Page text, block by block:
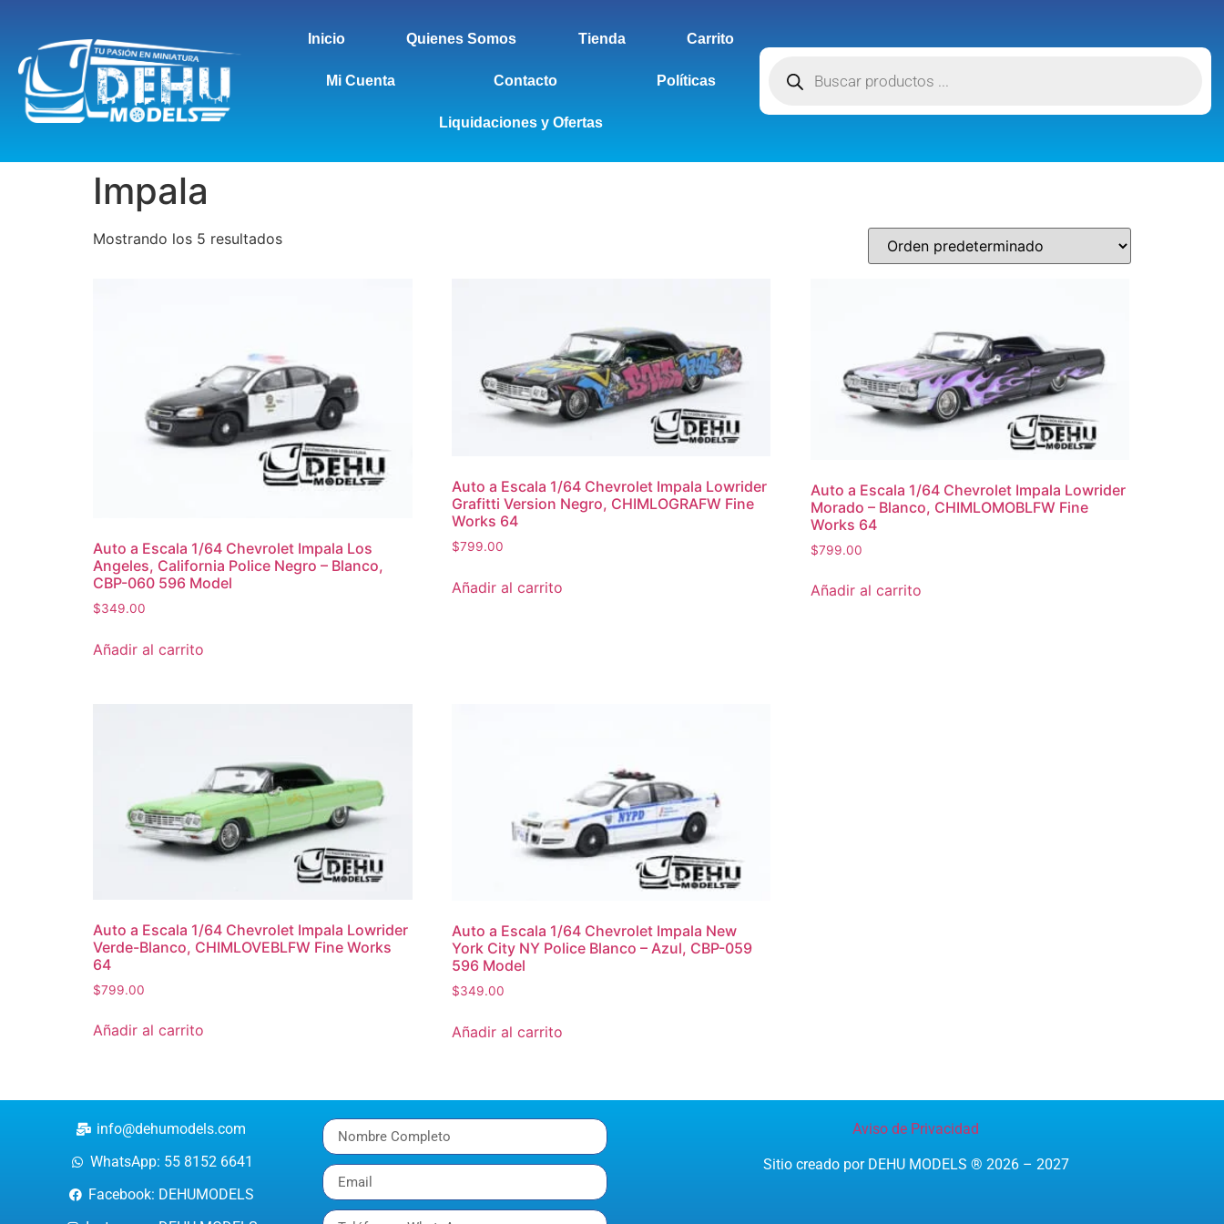
Inicio Quienes Somos Tienda Carrito
Mi Cuenta Contacto Políticas
Liquidaciones y Ofertas
Impala
Mostrando los 5 resultados
Auto a Escala 1/64 Chevrolet Impala Los
Angeles, California Police Negro – Blanco,
CBP-060 596 Model
$349.00
Añadir al carrito
Auto a Escala 1/64 Chevrolet Impala Lowrider
Grafitti Version Negro, CHIMLOGRAFW Fine
Works 64
$799.00
Añadir al carrito
Auto a Escala 1/64 Chevrolet Impala Lowrider
Morado – Blanco, CHIMLOMOBLFW Fine
Works 64
$799.00
Añadir al carrito
Auto a Escala 1/64 Chevrolet Impala Lowrider
Verde-Blanco, CHIMLOVEBLFW Fine Works
64
$799.00
Añadir al carrito
Auto a Escala 1/64 Chevrolet Impala New
York City NY Police Blanco – Azul, CBP-059
596 Model
$349.00
Añadir al carrito
info@dehumodels.com
WhatsApp: 55 8152 6641
Facebook: DEHUMODELS
Aviso de Privacidad
Sitio creado por DEHU MODELS ® 2026 – 2027